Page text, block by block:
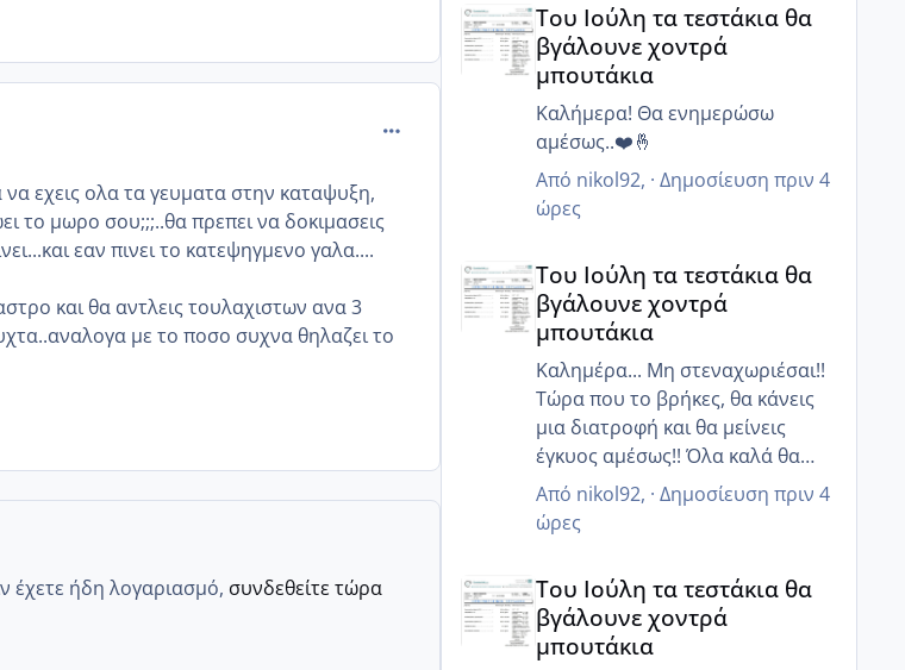
comment_875320
εχεις ολα τα γευματα στην καταψυξη,
το μωρο σου;;;..θα πρεπει να δοκιμασεις
εαν πινει το κατεψηγμενο γαλα....
και θα αντλεις τουλαχιστων ανα 3
με το ποσο συχνα θηλαζει το
έχετε ήδη λογαριασμό, συνδεθείτε τώρα
Του Ιούλη τα τεστάκια θα
βγάλουνε χοντρά
μπουτάκια
Καλήμερα! Θα ενημερώσω
αμέσως..❤️🤞
Από nikol92, · Δημοσίευση πριν 4
ώρες
Του Ιούλη τα τεστάκια θα
βγάλουνε χοντρά
μπουτάκια
Καλημέρα... Μη στεναχωριέσαι!!
Τώρα που το βρήκες, θα κάνεις
μια διατροφή και θα μείνεις
έγκυος αμέσως!! Όλα καλά θα
πάνε είμαι σίγουρη!!!❤️❤️
Από nikol92, · Δημοσίευση πριν 4
ώρες
Του Ιούλη τα τεστάκια θα
βγάλουνε χοντρά
μπουτάκια